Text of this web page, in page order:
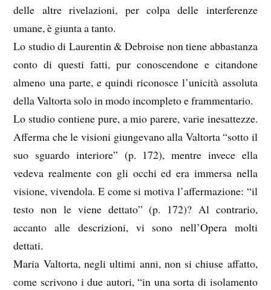
delle altre rivelazioni, per colpa delle interferenze
umane, è giunta a tanto.
Lo studio di Laurentin & Debroise non tiene abbastanza
conto di questi fatti, pur conoscendone e citandone
almeno una parte, e quindi riconosce l’unicità assoluta
della Valtorta solo in modo incompleto e frammentario.
Lo studio contiene pure, a mio parere, varie inesattezze.
Afferma che le visioni giungevano alla Valtorta “sotto il
suo sguardo interiore” (p. 172), mentre invece ella
vedeva realmente con gli occhi ed era immersa nella
visione, vivendola. E come si motiva l’affermazione: “il
testo non le viene dettato” (p. 172)? Al contrario,
accanto alle descrizioni, vi sono nell’Opera molti
dettati.
Maria Valtorta, negli ultimi anni, non si chiuse affatto,
come scrivono i due autori, “in una sorta di isolamento